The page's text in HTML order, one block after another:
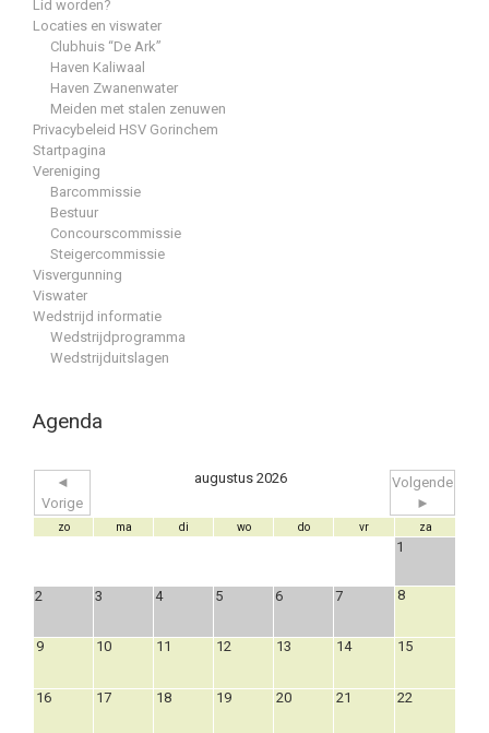
Lid worden?
Locaties en viswater
Clubhuis “De Ark”
Haven Kaliwaal
Haven Zwanenwater
Meiden met stalen zenuwen
Privacybeleid HSV Gorinchem
Startpagina
Vereniging
Barcommissie
Bestuur
Concourscommissie
Steigercommissie
Visvergunning
Viswater
Wedstrijd informatie
Wedstrijdprogramma
Wedstrijduitslagen
Agenda
◄
Vorige
augustus 2026
Volgende
►
zo ma di wo do vr za
1
2 3 4 5 6 7 8
9 10 11 12 13 14 15
16 17 18 19 20 21 22